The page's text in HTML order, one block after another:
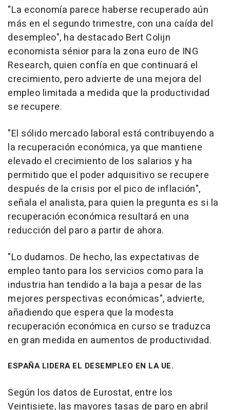
"La economía parece haberse recuperado aún
más en el segundo trimestre, con una caída del
desempleo", ha destacado Bert Colijn
economista sénior para la zona euro de ING
Research, quien confía en que continuará el
crecimiento, pero advierte de una mejora del
empleo limitada a medida que la productividad
se recupere.
"El sólido mercado laboral está contribuyendo a
la recuperación económica, ya que mantiene
elevado el crecimiento de los salarios y ha
permitido que el poder adquisitivo se recupere
después de la crisis por el pico de inflación",
señala el analista, para quien la pregunta es si la
recuperación económica resultará en una
reducción del paro a partir de ahora.
"Lo dudamos. De hecho, las expectativas de
empleo tanto para los servicios como para la
industria han tendido a la baja a pesar de las
mejores perspectivas económicas", advierte,
añadiendo que espera que la modesta
recuperación económica en curso se traduzca
en gran medida en aumentos de productividad.
ESPAÑA LIDERA EL DESEMPLEO EN LA UE.
Según los datos de Eurostat, entre los
Veintisiete, las mayores tasas de paro en abril